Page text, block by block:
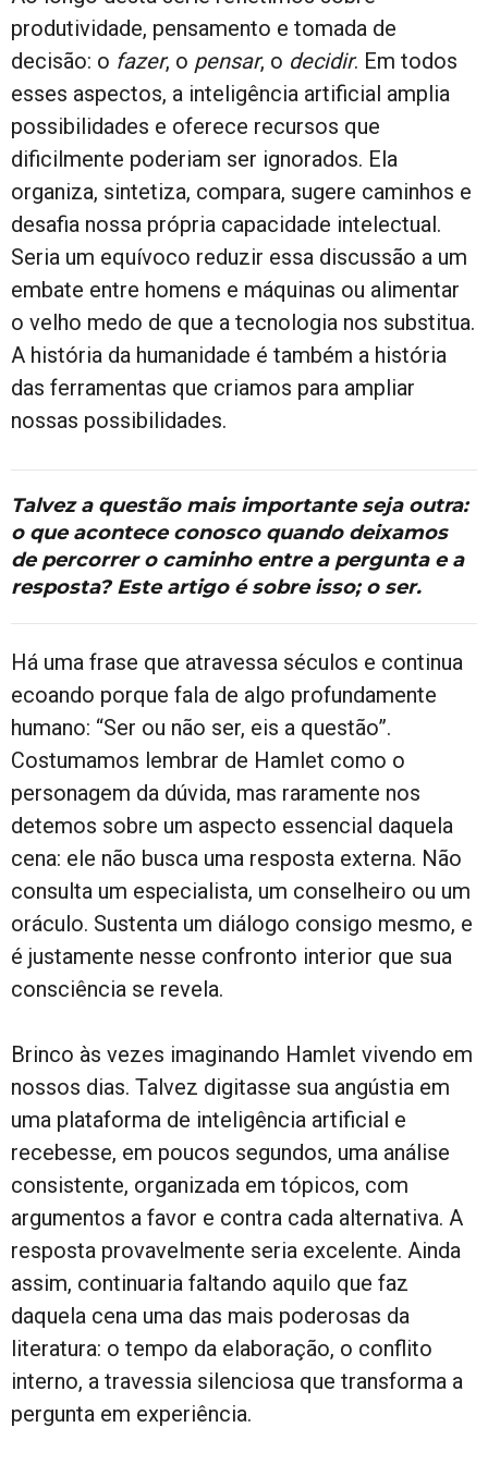
produtividade, pensamento e tomada de
decisão: o fazer, o pensar, o decidir. Em todos
esses aspectos, a inteligência artificial amplia
possibilidades e oferece recursos que
dificilmente poderiam ser ignorados. Ela
organiza, sintetiza, compara, sugere caminhos e
desafia nossa própria capacidade intelectual.
Seria um equívoco reduzir essa discussão a um
embate entre homens e máquinas ou alimentar
o velho medo de que a tecnologia nos substitua.
A história da humanidade é também a história
das ferramentas que criamos para ampliar
nossas possibilidades.
Talvez a questão mais importante seja outra:
o que acontece conosco quando deixamos
de percorrer o caminho entre a pergunta e a
resposta? Este artigo é sobre isso; o ser.
Há uma frase que atravessa séculos e continua
ecoando porque fala de algo profundamente
humano: “Ser ou não ser, eis a questão”.
Costumamos lembrar de Hamlet como o
personagem da dúvida, mas raramente nos
detemos sobre um aspecto essencial daquela
cena: ele não busca uma resposta externa. Não
consulta um especialista, um conselheiro ou um
oráculo. Sustenta um diálogo consigo mesmo, e
é justamente nesse confronto interior que sua
consciência se revela.
Brinco às vezes imaginando Hamlet vivendo em
nossos dias. Talvez digitasse sua angústia em
uma plataforma de inteligência artificial e
recebesse, em poucos segundos, uma análise
consistente, organizada em tópicos, com
argumentos a favor e contra cada alternativa. A
resposta provavelmente seria excelente. Ainda
assim, continuaria faltando aquilo que faz
daquela cena uma das mais poderosas da
literatura: o tempo da elaboração, o conflito
interno, a travessia silenciosa que transforma a
pergunta em experiência.